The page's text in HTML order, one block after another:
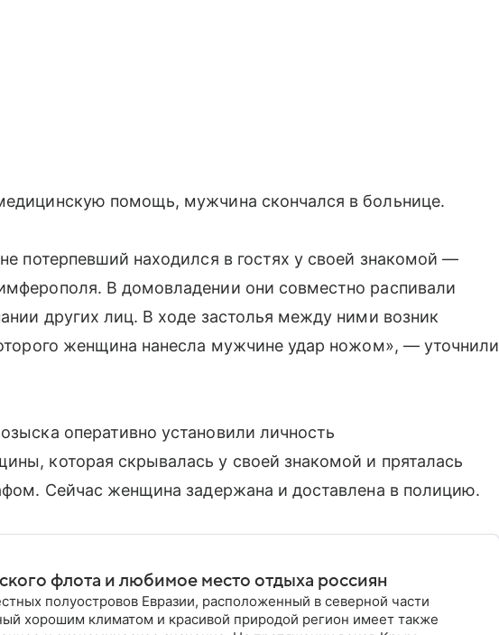
помощь, мужчина скончался в больнице.
потерпевший находился в гостях у своей знакомой —
В домовладении они совместно распивали
других лиц. В ходе застолья между ними возник
женщина нанесла мужчине удар ножом», — уточнили
оперативно установили личность
которая скрывалась у своей знакомой и пряталась
Сейчас женщина задержана и доставлена в полицию.
флота и любимое место отдыха россиян
полуостровов Евразии, расположенный в северной части
хорошим климатом и красивой природой регион имеет также